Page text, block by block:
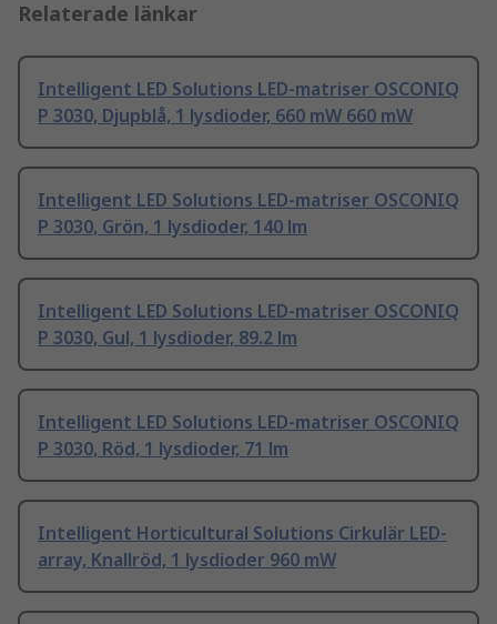
Relaterade länkar
Intelligent LED Solutions LED-matriser OSCONIQ
P 3030, Djupblå, 1 lysdioder, 660 mW 660 mW
Intelligent LED Solutions LED-matriser OSCONIQ
P 3030, Grön, 1 lysdioder, 140 lm
Intelligent LED Solutions LED-matriser OSCONIQ
P 3030, Gul, 1 lysdioder, 89.2 lm
Intelligent LED Solutions LED-matriser OSCONIQ
P 3030, Röd, 1 lysdioder, 71 lm
Intelligent Horticultural Solutions Cirkulär LED-
array, Knallröd, 1 lysdioder 960 mW